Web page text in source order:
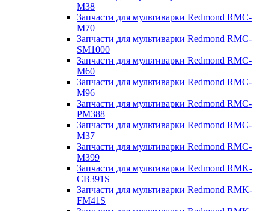
M38
Запчасти для мультиварки Redmond RMC-
M70
Запчасти для мультиварки Redmond RMC-
SM1000
Запчасти для мультиварки Redmond RMC-
M60
Запчасти для мультиварки Redmond RMC-
M96
Запчасти для мультиварки Redmond RMC-
PM388
Запчасти для мультиварки Redmond RMC-
M37
Запчасти для мультиварки Redmond RMC-
M399
Запчасти для мультиварки Redmond RMK-
CB391S
Запчасти для мультиварки Redmond RMK-
FM41S